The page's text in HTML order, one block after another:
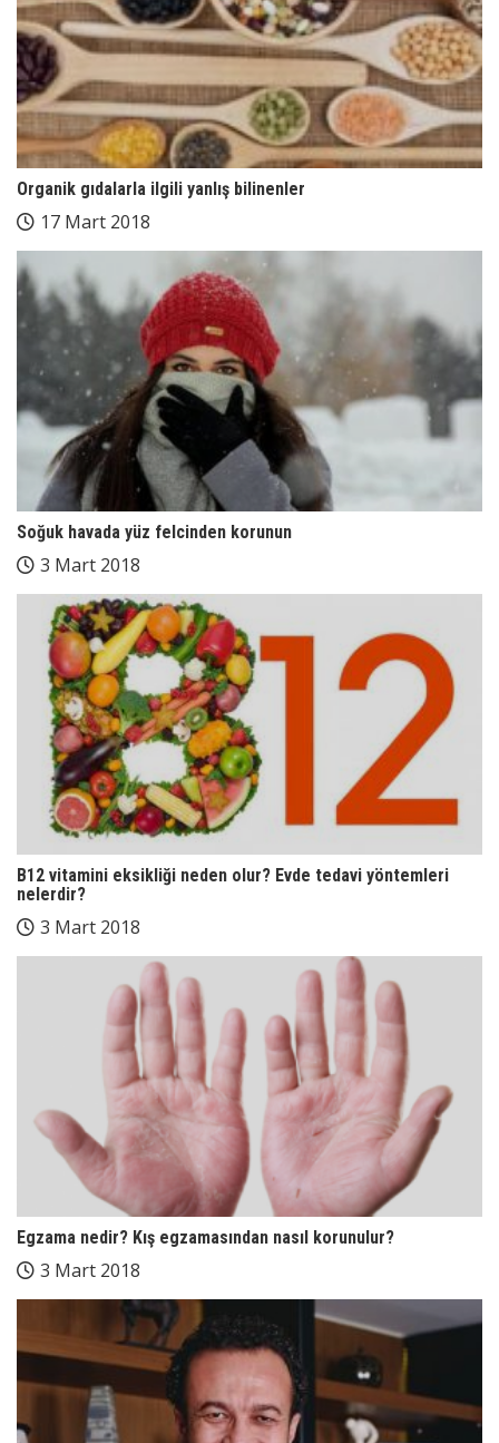
Organik gıdalarla ilgili yanlış bilinenler
17 Mart 2018
Soğuk havada yüz felcinden korunun
3 Mart 2018
B12 vitamini eksikliği neden olur? Evde tedavi yöntemleri
nelerdir?
3 Mart 2018
Egzama nedir? Kış egzamasından nasıl korunulur?
3 Mart 2018